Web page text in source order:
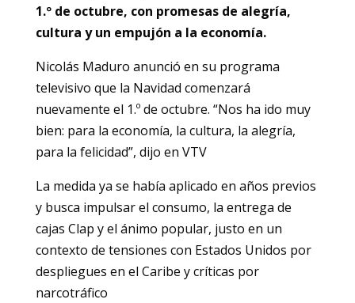
1.º de octubre, con promesas de alegría,
cultura y un empujón a la economía.
Nicolás Maduro anunció en su programa
televisivo que la Navidad comenzará
nuevamente el 1.º de octubre. “Nos ha ido muy
bien: para la economía, la cultura, la alegría,
para la felicidad”, dijo en VTV
La medida ya se había aplicado en años previos
y busca impulsar el consumo, la entrega de
cajas Clap y el ánimo popular, justo en un
contexto de tensiones con Estados Unidos por
despliegues en el Caribe y críticas por
narcotráfico